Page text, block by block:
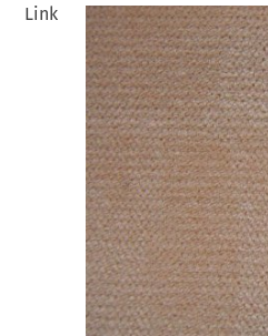
Link
Link
Link
Link
Link
Link
Link
Link
Link